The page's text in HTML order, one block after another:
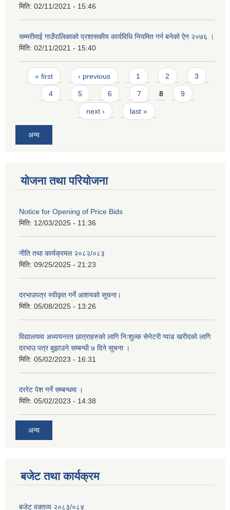
मिति: 02/11/2021 - 15:46
सम्मरीमाई गाउँपालिकाको प्रशासकीय कार्यविधि नियमित गर्न बनेको ऐन २०७६ ।
मिति: 02/11/2021 - 15:40
Pages
« first ‹ previous 1 2 3
4 5 6 7 8 9
next › last »
अन्य
योजना तथा परियोजना
Notice for Opening of Price Bids
मिति: 12/03/2025 - 11:36
नीति तथा कार्यक्रमल २०८२/०८३
मिति: 09/25/2025 - 21:23
दरभाउपत्र स्वीकृत गर्ने आशयको सूचना।
मिति: 05/08/2025 - 13:26
विद्यालयमा अध्ययनरत छात्राहरुको लागि निःशुल्क सेनेटरी प्याड खरीदको लागि
दरभाउ पत्र बुझाउने सम्बन्धी ७ दिने सूचना ।
मिति: 05/02/2023 - 16:31
दररेट पेश गर्ने सम्बन्धमा ।
मिति: 05/02/2023 - 14:38
अन्य
बजेट तथा कार्यक्रम
बजेट वक्तव्य २०८३/०८४